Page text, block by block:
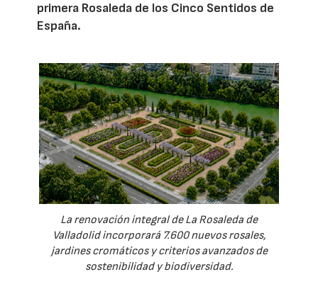
primera Rosaleda de los Cinco Sentidos de
España.
La renovación integral de La Rosaleda de
Valladolid incorporará 7.600 nuevos rosales,
jardines cromáticos y criterios avanzados de
sostenibilidad y biodiversidad.